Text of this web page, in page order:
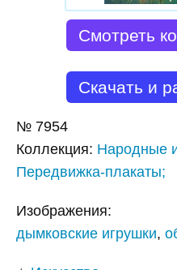
Смотреть
Скачать и
№ 7954
Коллекция: Народные
Передвижка-плакаты;
Изображения:
дымковские игрушки,